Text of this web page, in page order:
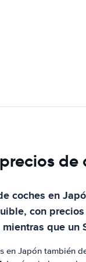
coches en
con
que un
en Japón también